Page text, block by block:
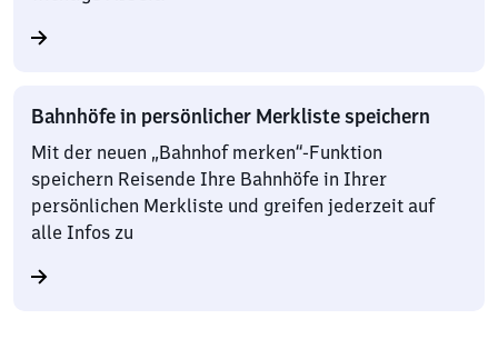
Bahnhöfe in persönlicher Merkliste speichern
Mit der neuen „Bahnhof merken“-Funktion
speichern Reisende Ihre Bahnhöfe in Ihrer
persönlichen Merkliste und greifen jederzeit auf
alle Infos zu